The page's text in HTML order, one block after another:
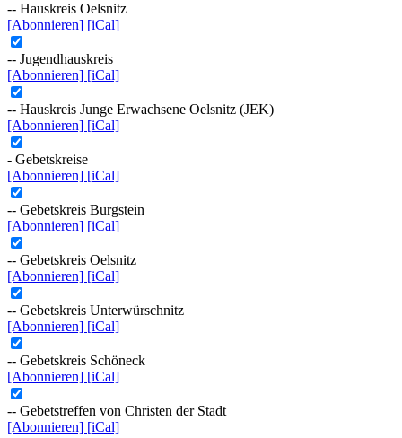
-- Hauskreis Oelsnitz
[Abonnieren] [iCal]
-- Jugendhauskreis
[Abonnieren] [iCal]
-- Hauskreis Junge Erwachsene Oelsnitz (JEK)
[Abonnieren] [iCal]
- Gebetskreise
[Abonnieren] [iCal]
-- Gebetskreis Burgstein
[Abonnieren] [iCal]
-- Gebetskreis Oelsnitz
[Abonnieren] [iCal]
-- Gebetskreis Unterwürschnitz
[Abonnieren] [iCal]
-- Gebetskreis Schöneck
[Abonnieren] [iCal]
-- Gebetstreffen von Christen der Stadt
[Abonnieren] [iCal]